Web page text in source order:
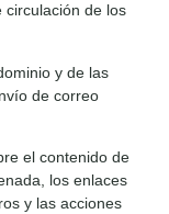
circulación de los
y de las
de correo
el contenido de
los enlaces
y las acciones